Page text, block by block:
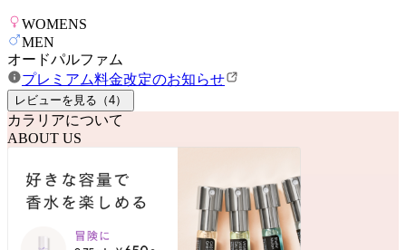
WOMENS
MEN
オードパルファム
プレミアム料金改定のお知らせ
レビューを見る（4）
カラリアについて
ABOUT US